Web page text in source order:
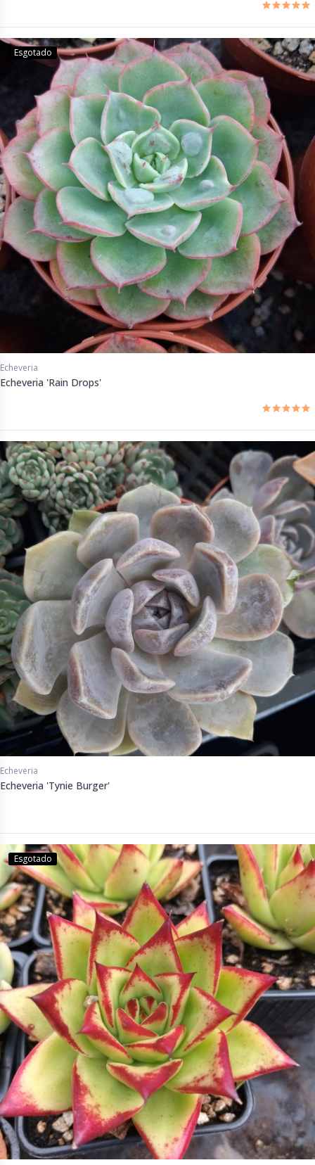
Esgotado
Echeveria
Echeveria 'Rain Drops'
Echeveria
Echeveria 'Tynie Burger'
Esgotado